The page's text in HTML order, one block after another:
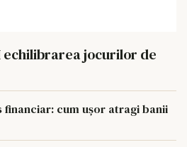
jocurilor de
cum ușor atragi banii